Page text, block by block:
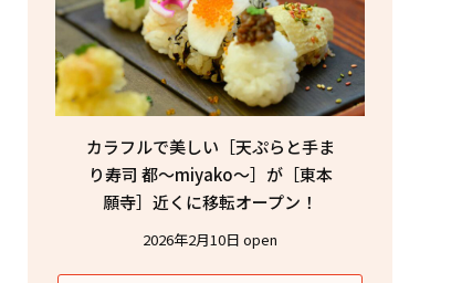
カラフルで美しい［天ぷらと手ま
り寿司 都〜miyako〜］が［東本
願寺］近くに移転オープン！
2026年2月10日 open